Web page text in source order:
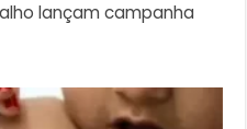
lançam campanha